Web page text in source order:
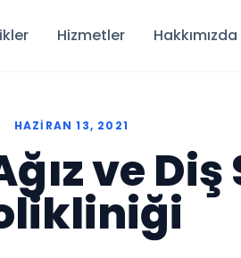
Hizmetler Hakkımızda
HAZIRAN 13, 2021
ve Diş